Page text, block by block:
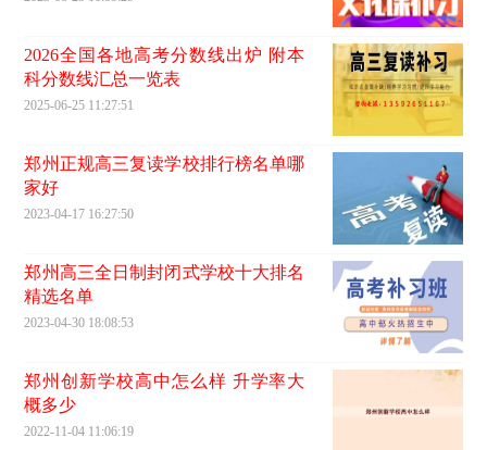
2026全国各地高考分数线出炉 附本
科分数线汇总一览表
2025-06-25 11:27:51
郑州正规高三复读学校排行榜名单哪
家好
2023-04-17 16:27:50
郑州高三全日制封闭式学校十大排名
精选名单
2023-04-30 18:08:53
郑州创新学校高中怎么样 升学率大
概多少
2022-11-04 11:06:19